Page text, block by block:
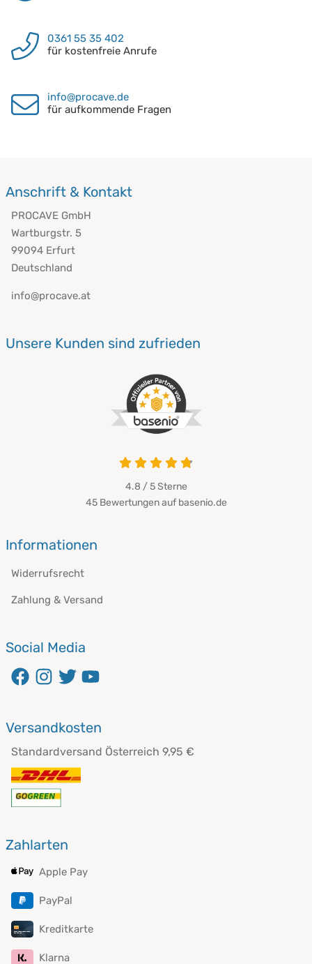
0361 55 35 402
für kostenfreie Anrufe
info@procave.de
für aufkommende Fragen
Anschrift & Kontakt
PROCAVE GmbH
Wartburgstr. 5
99094 Erfurt
Deutschland
info@procave.at
Unsere Kunden sind zufrieden
4.8 / 5Sterne
45 Bewertungen auf basenio.de
Informationen
Widerrufsrecht
Zahlung & Versand
Social Media
Versandkosten
Standardversand Österreich 9,95 €
Zahlarten
Apple Pay
PayPal
Kreditkarte
Klarna